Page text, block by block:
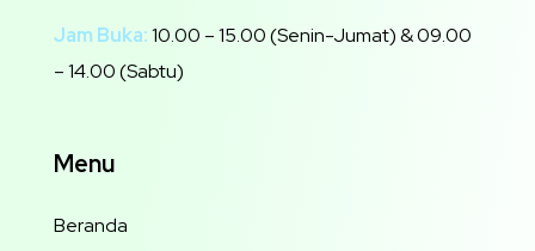
Jam Buka:10.00 – 15.00 (Senin-Jumat) & 09.00
– 14.00 (Sabtu)
Menu
Beranda